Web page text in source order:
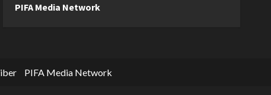
PIFA Media Network
PIFA Media Network